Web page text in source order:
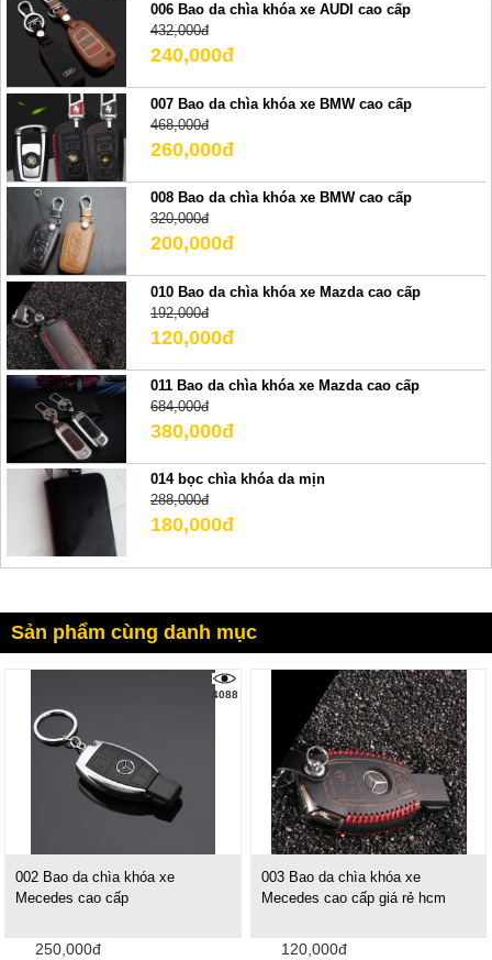
006 Bao da chìa khóa xe AUDI cao cấp
432,000đ
240,000đ
007 Bao da chìa khóa xe BMW cao cấp
468,000đ
260,000đ
008 Bao da chìa khóa xe BMW cao cấp
320,000đ
200,000đ
010 Bao da chìa khóa xe Mazda cao cấp
192,000đ
120,000đ
011 Bao da chìa khóa xe Mazda cao cấp
684,000đ
380,000đ
014 bọc chìa khóa da mịn
288,000đ
180,000đ
Sản phẩm cùng danh mục
4088
002 Bao da chìa khóa xe
Mecedes cao cấp
250,000đ
003 Bao da chìa khóa xe
Mecedes cao cấp giá rẻ hcm
120,000đ